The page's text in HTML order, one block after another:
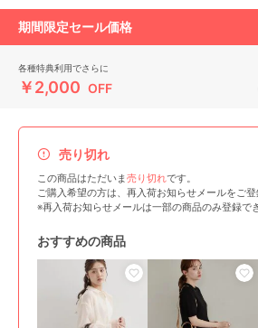
期間限定セール価格
各種特典利用でさらに
￥2,000 OFF
売り切れ
この商品はただいま売り切れです。
ご購入希望の方は、再入荷お知らせメールをご登
※再入荷お知らせメールは一部の商品のみ登録で
おすすめの商品